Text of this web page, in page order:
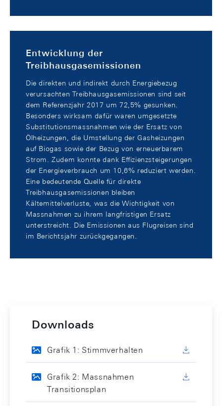
Entwicklung der
Treibhausgasemissionen
Die direkten und indirekt durch Energiebezug
verursachten Treibhausgasemissionen sind seit
dem Referenzjahr 2017 um 72,5% gesunken.
Besonders wirksam dafür waren umgesetzte
Substitutionsmassnahmen wie der Ersatz von
Ölheizungen, die Umstellung der Gasheizungen
auf Biogas sowie der Bezug von erneuerbarem
Strom. Zudem konnte dank Effizienzsteigerungen
der Energieverbrauch um 10,6% reduziert werden.
Eine bedeutende Quelle für direkte
Treibhausgasemissionen bleiben
Kältemittelverluste, was die Wichtigkeit von
Massnahmen zu ihrem langfristigen Ersatz
unterstreicht. Die Emissionen aus Flugreisen sind
im Berichtsjahr zurückgegangen.
Downloads
Grafik 1: Stimmverhalten
Grafik 2: Massnahmen
Transitionsplan